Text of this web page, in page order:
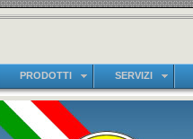
PRODOTTI SERVIZI